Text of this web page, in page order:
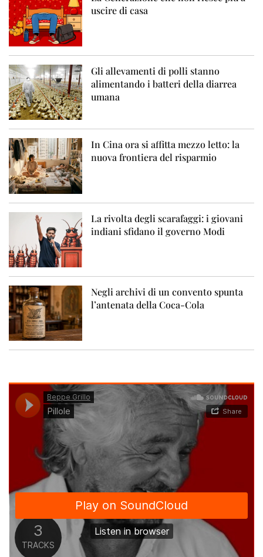
uscire di casa
Gli allevamenti di polli stanno
alimentando i batteri della diarrea
umana
In Cina ora si affitta mezzo letto: la
nuova frontiera del risparmio
La rivolta degli scarafaggi: i giovani
indiani sfidano il governo Modi
Negli archivi di un convento spunta
l’antenata della Coca-Cola